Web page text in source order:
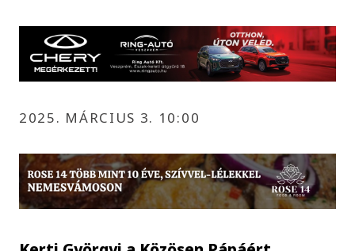
2025. MÁRCIUS 3. 10:00